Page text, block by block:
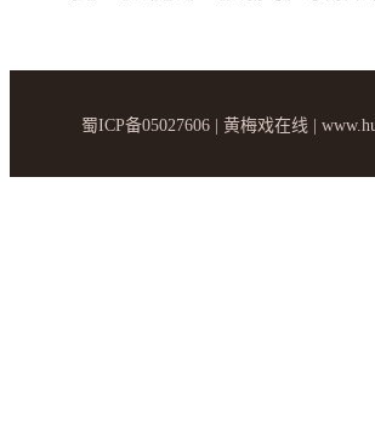
蜀ICP备05027606 | 黄梅戏在线 |